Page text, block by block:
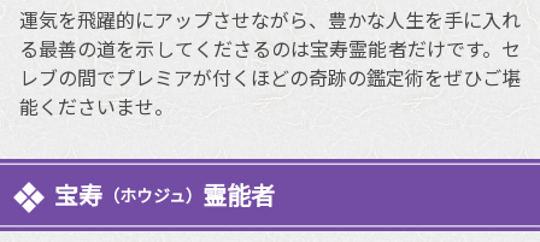
運気を飛躍的にアップさせながら、豊かな人生を手に入れ
る最善の道を示してくださるのは宝寿霊能者だけです。セ
レブの間でプレミアが付くほどの奇跡の鑑定術をぜひご堪
能くださいませ。
宝寿 （ホウジュ） 霊能者